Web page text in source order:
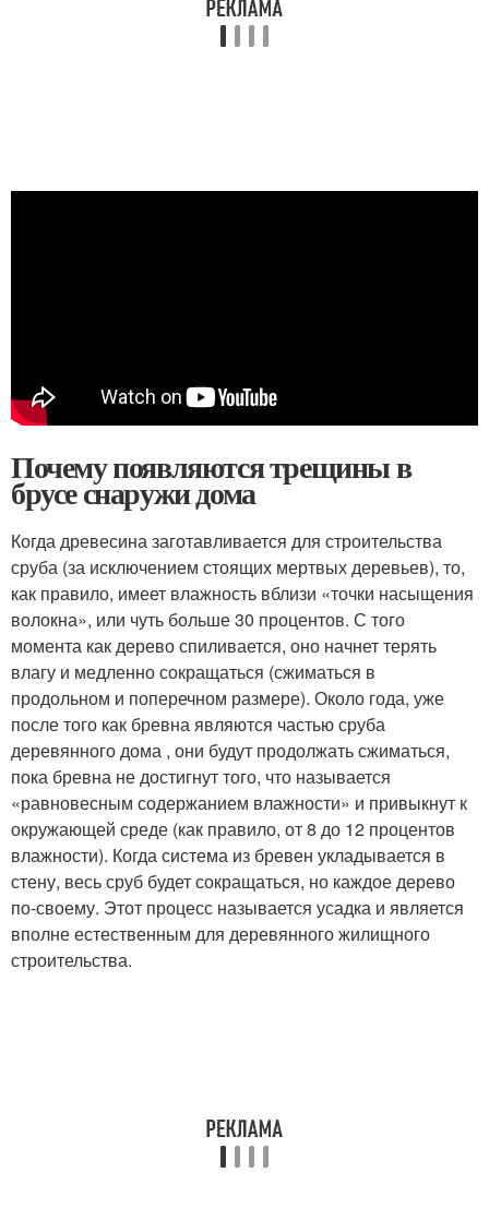
Почему появляются трещины в
брусе снаружи дома
Когда древесина заготавливается для строительства
сруба (за исключением стоящих мертвых деревьев), то,
как правило, имеет влажность вблизи «точки насыщения
волокна», или чуть больше 30 процентов. С того
момента как дерево спиливается, оно начнет терять
влагу и медленно сокращаться (сжиматься в
продольном и поперечном размере). Около года, уже
после того как бревна являются частью сруба
деревянного дома , они будут продолжать сжиматься,
пока бревна не достигнут того, что называется
«равновесным содержанием влажности» и привыкнут к
окружающей среде (как правило, от 8 до 12 процентов
влажности). Когда система из бревен укладывается в
стену, весь сруб будет сокращаться, но каждое дерево
по-своему. Этот процесс называется усадка и является
вполне естественным для деревянного жилищного
строительства.